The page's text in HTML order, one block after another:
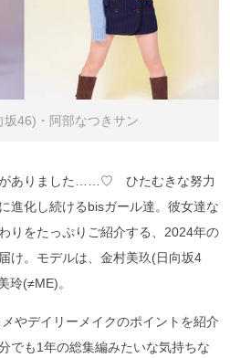
46)・阿部なつきサン
がありました……♡ ひたむきな努力
進化し続けるbisガール達。彼女達な
りをたっぷりご紹介する、2024年の
け。モデルは、金村美玖(日向坂4
玲(≠ME)。
やデイリーメイクのポイントを紹介
でも1年の総集編みたいな気持ちな